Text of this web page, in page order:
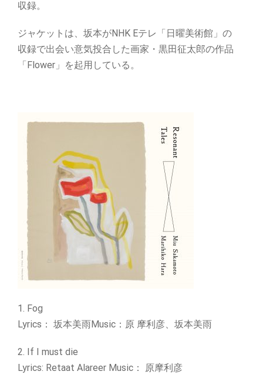
収録。
ジャケットは、坂本がNHK Eテレ「日曜美術館」の
収録で出会い意気投合した画家・黒田征太郎の作品
「Flower」を起用している。
1. Fog
Lyrics： 坂本美雨Music：原 摩利彦、坂本美雨
2. If I must die
Lyrics: Retaat Alareer Music： 原摩利彦